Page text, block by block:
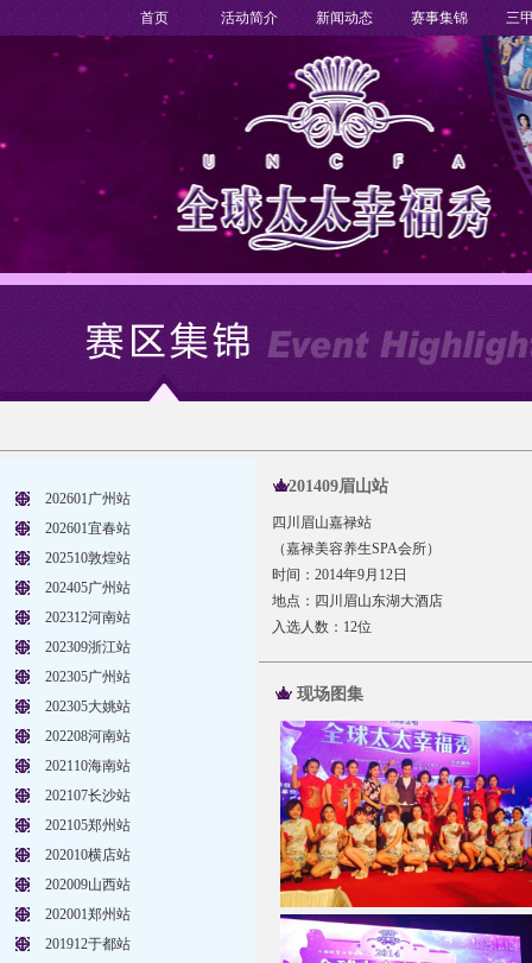
首页 活动简介 新闻动态 赛事集锦 三
202601广州站
202601宜春站
202510敦煌站
202405广州站
202312河南站
202309浙江站
202305广州站
202305大姚站
202208河南站
202110海南站
202107长沙站
202105郑州站
202010横店站
202009山西站
202001郑州站
201912于都站
201409眉山站
四川眉山嘉禄站
（嘉禄美容养生SPA会所）
时间：2014年9月12日
地点：四川眉山东湖大酒店
入选人数：12位
现场图集